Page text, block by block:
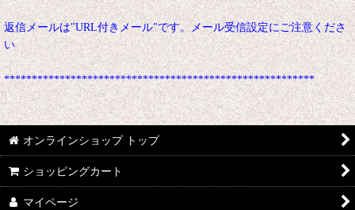
返信メールは"URL付きメール"です。メール受信設定にご注意くださ
い
********************************************************
オンラインショップ トップ
ショッピングカート
マイページ